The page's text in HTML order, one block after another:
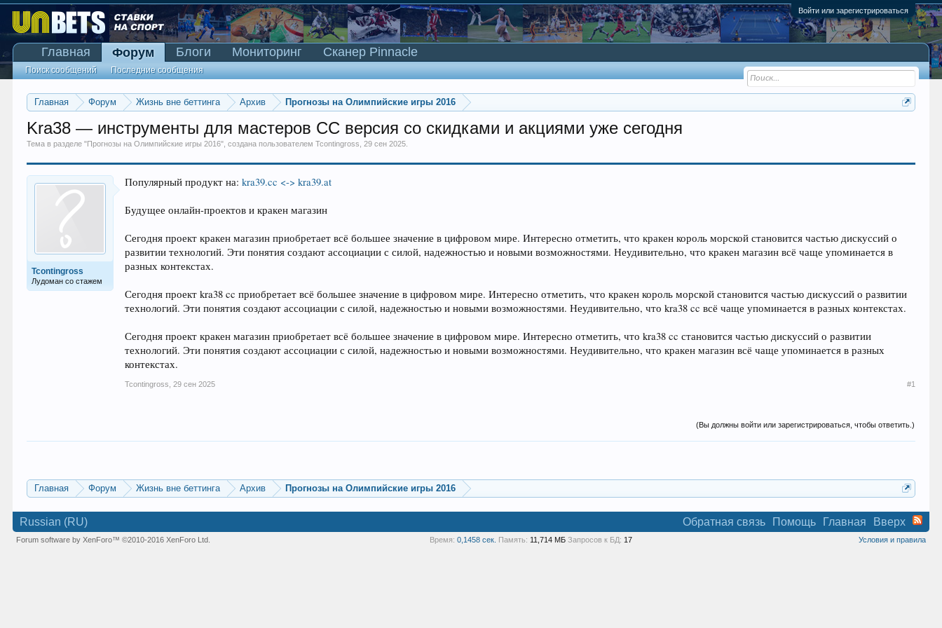
Войти или зарегистрироваться
Главная Форум Жизнь вне беттинга Архив Прогнозы на Олимпийские игры 2016
Kra38 — инструменты для мастеров CC версия со скидками и акциями уже сегодня
Тема в разделе "Прогнозы на Олимпийские игры 2016", создана пользователемTcontingross ,29 сен 2025
Tcontingross
Лудоман со стажем
Популярный продукт на:kra39.cc <-> kra39.at
Будущее онлайн-проектов и кракен магазин
Сегодня проект кракен магазин приобретает всё большее значение в цифровом мире. Интересно отметить, что кракен король морской становится частью дискуссий о
развитии технологий. Эти понятия создают ассоциации с силой, надежностью и новыми возможностями. Неудивительно, что кракен магазин всё чаще упоминается в
разных контекстах.
Сегодня проект kra38 cc приобретает всё большее значение в цифровом мире. Интересно отметить, что кракен король морской становится частью дискуссий о развитии
технологий. Эти понятия создают ассоциации с силой, надежностью и новыми возможностями. Неудивительно, что kra38 cc всё чаще упоминается в разных контекстах.
Сегодня проект кракен магазин приобретает всё большее значение в цифровом мире. Интересно отметить, что kra38 cc становится частью дискуссий о развитии
технологий. Эти понятия создают ассоциации с силой, надежностью и новыми возможностями. Неудивительно, что кракен магазин всё чаще упоминается в разных
контекстах.
Tcontingross 29 сен 2025 #1
(Вы должны войти или зарегистрироваться, чтобы ответить.)
Главная Форум Жизнь вне беттинга Архив Прогнозы на Олимпийские игры 2016
Главная Форум
Поиск сообщений Последние сообщения
Блоги Мониторинг Сканер Pinnacle
Russian (RU) Обратная связь Помощь Главная Вверх
Условия и правила
Forum software by XenForo™©2010-2016 XenForo Ltd. Время: 0,1458 сек. Память: 11,714 МБ Запросов к БД: 17